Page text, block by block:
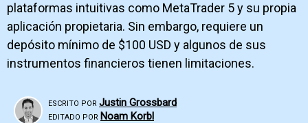
plataformas intuitivas como MetaTrader 5 y su propia
aplicación propietaria. Sin embargo, requiere un
depósito mínimo de $100 USD y algunos de sus
instrumentos financieros tienen limitaciones.
ESCRITO POR Justin Grossbard
EDITADO POR Noam Korbl